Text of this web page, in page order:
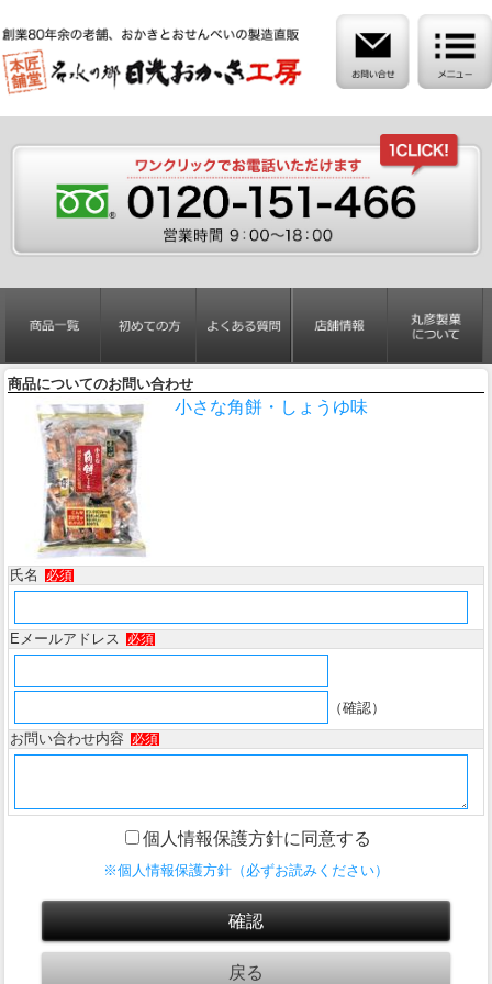
商品についてのお問い合わせ
小さな角餅・しょうゆ味
氏名 必須
Eメールアドレス 必須
（確認）
お問い合わせ内容
必須
個人情報保護方針に同意する
※個人情報保護方針（必ずお読みください）